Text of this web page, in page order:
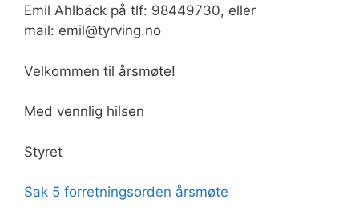
Emil Ahlbäck på tlf: 98449730, eller
mail: emil@tyrving.no
Velkommen til årsmøte!
Med vennlig hilsen
Styret
Sak 5 forretningsorden årsmøte